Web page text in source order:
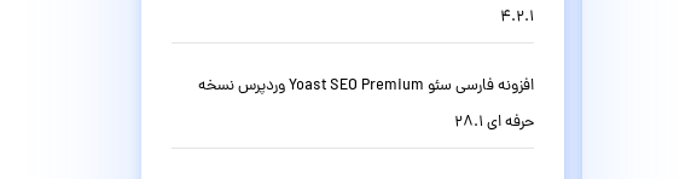
4.2.1
افزونه فارسی سئو Yoast SEO Premium وردپرس نسخه
حرفه ای 28.1